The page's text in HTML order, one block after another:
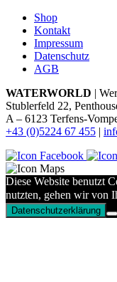
Shop
Kontakt
Impressum
Datenschutz
AGB
WATERWORLD |
Stublerfeld 22,
A – 6123 Terfens-
+43 (0)5224 67 455 |
Diese Website benutzt
nutzten, gehen wir von
Datenschutzerklärung